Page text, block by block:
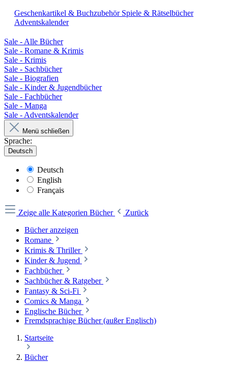
Geschenkartikel & Buchzubehör Spiele & Rätselbücher
Adventskalender
Sale - Alle Bücher
Sale - Romane & Krimis
Sale - Krimis
Sale - Sachbücher
Sale - Biografien
Sale - Kinder & Jugendbücher
Sale - Fachbücher
Sale - Manga
Sale - Adventskalender
Menü schließen
Sprache:
Deutsch
Deutsch
English
Français
Zeige alle Kategorien Bücher
Zurück
Bücher anzeigen
Romane
Krimis & Thriller
Kinder & Jugend
Fachbücher
Sachbücher & Ratgeber
Fantasy & Sci-Fi
Comics & Manga
Englische Bücher
Fremdsprachige Bücher (außer Englisch)
Startseite
Bücher